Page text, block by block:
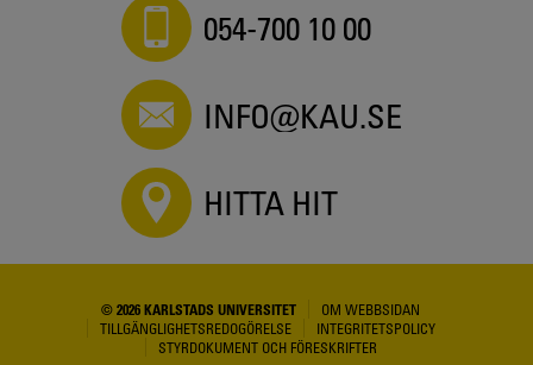
054-700 10 00
INFO@KAU.SE
HITTA HIT
© 2026 KARLSTADS UNIVERSITET
OM WEBBSIDAN
TILLGÄNGLIGHETSREDOGÖRELSE
INTEGRITETSPOLICY
STYRDOKUMENT OCH FÖRESKRIFTER